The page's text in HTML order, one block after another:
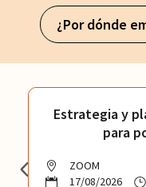
¿Por dónde
Estrategia y
para
ZOOM
17/08/2026